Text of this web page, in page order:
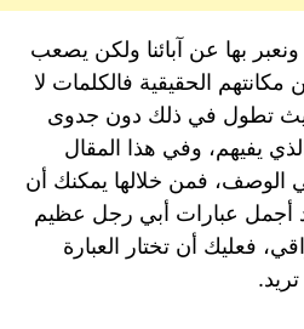
بها عن آبائنا ولكن يصعب
الحقيقية فالكلمات لا
تطول في ذلك دون جدوى
يفيهم، وفي هذا المقال
الوصف، فمن خلالها يمكنك أن
أجمل عبارات أبي رجل عظيم
فعليك أن تختار العبارة